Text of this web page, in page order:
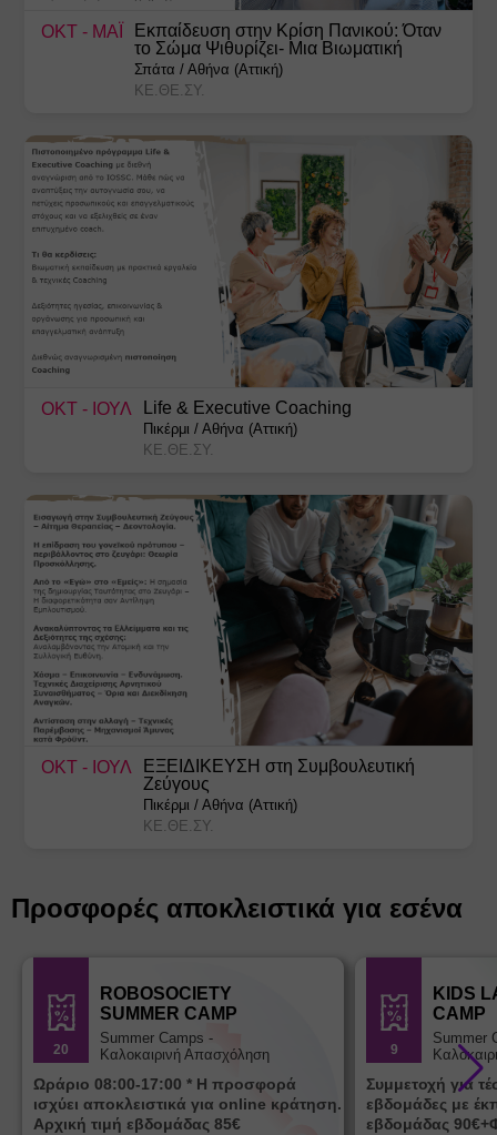
ΟΚΤ - ΜΑΪ
Εκπαίδευση στην Κρίση Πανικού: Όταν
το Σώμα Ψιθυρίζει- Μια Βιωματική
Προσέγγιση
Σπάτα /Αθήνα (Αττική)
ΚΕ.ΘΕ.ΣΥ.
ΟΚΤ - ΙΟΥΛ Life & Executive Coaching
Πικέρμι /Αθήνα (Αττική)
ΚΕ.ΘΕ.ΣΥ.
ΟΚΤ - ΙΟΥΛ
ΕΞΕΙΔΙΚΕΥΣΗ στη Συμβουλευτική
Ζεύγους
Πικέρμι /Αθήνα (Αττική)
ΚΕ.ΘΕ.ΣΥ.
Προσφορές αποκλειστικά για εσένα
20
ROBOSOCIETY
SUMMER CAMP
Summer Camps -
Καλοκαιρινή Απασχόληση
Ωράριο 08:00-17:00 * Η προσφορά
ισχύει αποκλειστικά για online κράτηση.
Αρχική τιμή εβδομάδας 85€
9
KIDS
CAMP
Summer
Συμμετοχή για
εβδομάδες με
εβδομάδας